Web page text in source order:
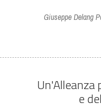
Giuseppe Delang
Un'Alleanza
e